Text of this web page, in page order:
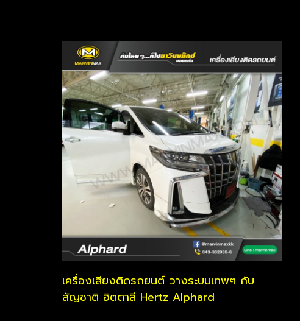
เครื่องเสียงติดรถยนต์ วางระบบเทพๆ กับ
สัญชาติ อิตตาลี Hertz Alphard